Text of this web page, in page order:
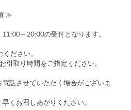
≫
～20:00の受付となります。
ださい。
引取り時間をご指定ください。
話させていただく場合がございま
くお召しあがりください。